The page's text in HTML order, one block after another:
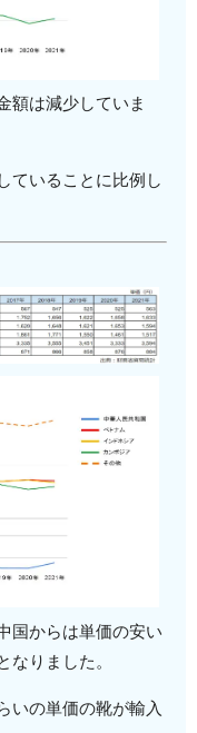
額は減少していま
ていることに比例し
国からは単価の安い
なりました。
いの単価の靴が輸入